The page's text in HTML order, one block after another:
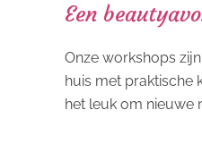
Een
Onze workshops
huis met praktische
het leuk om nieuwe